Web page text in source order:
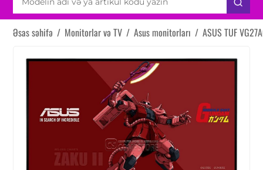
Əsas səhifə / Monitorlar və TV / Asus monitorları / ASUS TUF